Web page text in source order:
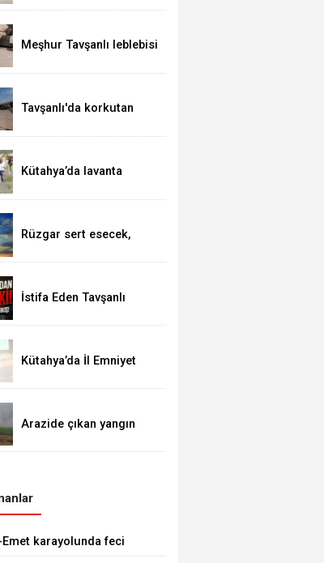
Meşhur Tavşanlı leblebisi
Tavşanlı'da korkutan
Kütahya’da lavanta
Rüzgar sert esecek,
İstifa Eden Tavşanlı
Sert Tepki
Kütahya’da İl Emniyet
etkili iletişim eğitimi
Arazide çıkan yangın
Emet karayolunda feci